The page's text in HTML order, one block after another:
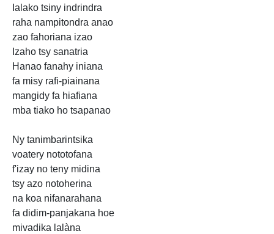
Ialako tsiny indrindra
raha nampitondra anao
zao fahoriana izao
Izaho tsy sanatria
Hanao fanahy iniana
fa misy rafi-piainana
mangidy fa hiafiana
mba tiako ho tsapanao
Ny tanimbarintsika
voatery nototofana
f'izay no teny midina
tsy azo notoherina
na koa nifanarahana
fa didim-panjakana hoe
mivadika lalàna